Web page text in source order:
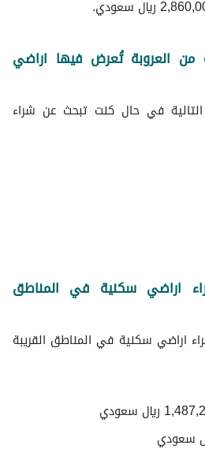
العروبة تُعرض فيها اراضي
في حال كنت تبحث عن شراء
اراضي سكنية في المناطق
اراضي سكنية في المناطق القريبة